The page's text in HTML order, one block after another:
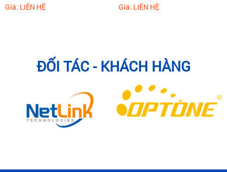
Giá: LIÊN HỆ
Giá: LIÊN HỆ
ĐỐI TÁC - KHÁCH HÀNG